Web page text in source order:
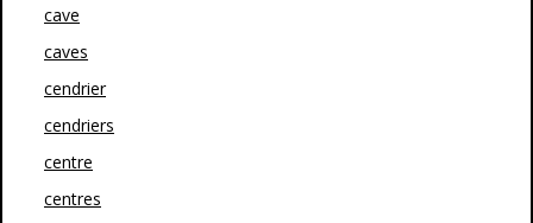
cave
caves
cendrier
cendriers
centre
centres